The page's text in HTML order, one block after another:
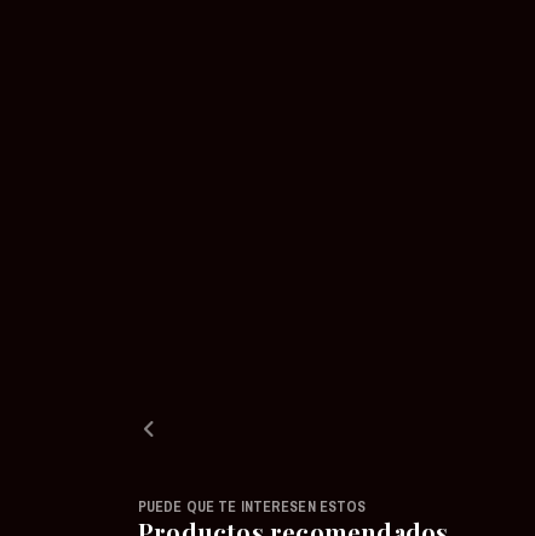
PUEDE QUE TE INTERESEN ESTOS